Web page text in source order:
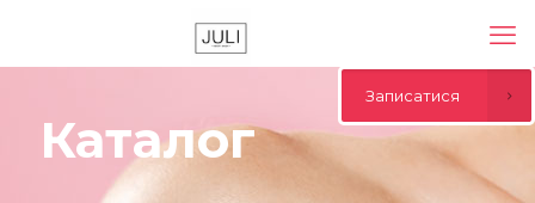
Каталог
Записатися